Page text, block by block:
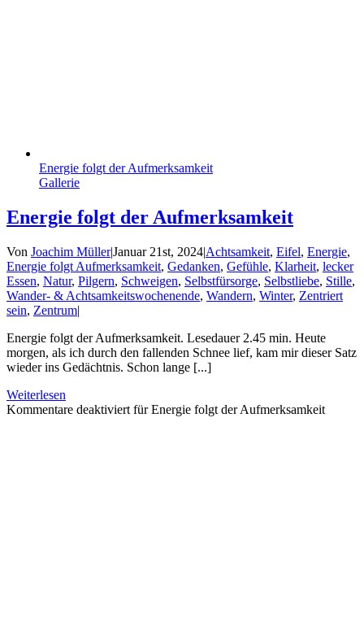
Energie folgt der Aufmerksamkeit
Gallerie
Energie folgt der Aufmerksamkeit
Von Joachim Müller|Januar 21st, 2024|Achtsamkeit, Eifel, Energie,
Energie folgt Aufmerksamkeit, Gedanken, Gefühle, Klarheit, lecker
Essen, Natur, Pilgern, Schweigen, Selbstfürsorge, Selbstliebe, Stille,
Wander- & Achtsamkeitswochenende, Wandern, Winter, Zentriert
sein, Zentrum|
Energie folgt der Aufmerksamkeit. Lesedauer 2.45 min. Heute
morgen, als ich durch den fallenden Schnee lief, kam mir dieser Satz
wieder ins Gedächtnis. Schon lange [...]
Weiterlesen
Kommentare deaktiviert für Energie folgt der Aufmerksamkeit